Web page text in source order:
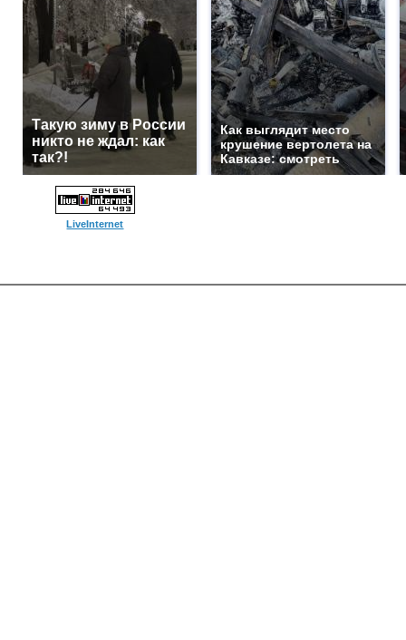
Такую зиму в России
никто не ждал: как
так?!
Как выглядит место
крушение вертолета на
Кавказе: смотреть
LiveInternet